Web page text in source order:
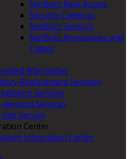
NetBotz Rack Access
Security Cameras
NetBotz Sensors
NetBotz Accessories and
Cables
Warranties
Replacement Services
Services
demand Services
Site Service
Center
Integration Center